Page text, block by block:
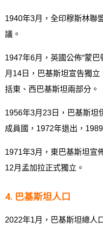
1940年3月，全印穆斯林聯
議。
1947年6月，英國公佈“蒙
月14日，巴基斯坦宣告獨
括東、西巴基斯坦兩部分。
1956年3月23日，巴基斯坦
成員國，1972年退出，
1971年3月，東巴基斯坦宣
12月孟加拉正式獨立。
4. 巴基斯坦人口
2022年1月，巴基斯坦總人